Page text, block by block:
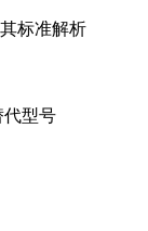
标准解析
代型号